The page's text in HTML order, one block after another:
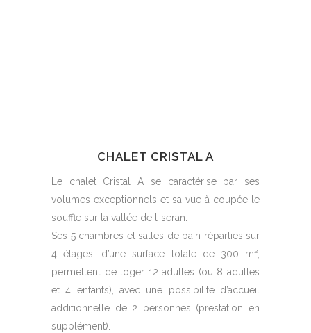
CHALET CRISTAL A
Le chalet Cristal A se caractérise par ses
volumes exceptionnels et sa vue à coupée le
souffle sur la vallée de l’Iseran.
Ses 5 chambres et salles de bain réparties sur
4 étages, d’une surface totale de 300 m²,
permettent de loger 12 adultes (ou 8 adultes
et 4 enfants), avec une possibilité d’accueil
additionnelle de 2 personnes (prestation en
supplément).